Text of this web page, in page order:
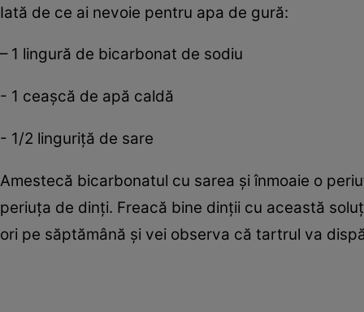
Iată de ce ai nevoie pentru apa de gură:
– 1 lingură de bicarbonat de sodiu
- 1 ceaşcă de apă caldă
- 1/2 linguriţă de sare
Amestecă bicarbonatul cu sarea şi înmoaie o
periuţa de dinţi. Freacă bine dinţii cu această
ori pe săptămână şi vei observa că tartrul va